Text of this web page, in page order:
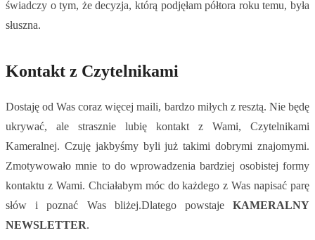
świadczy o tym, że decyzja, którą podjęłam półtora roku temu, była
słuszna.
Kontakt z Czytelnikami
Dostaję od Was coraz więcej maili, bardzo miłych z resztą. Nie będę
ukrywać, ale strasznie lubię kontakt z Wami, Czytelnikami
Kameralnej. Czuję jakbyśmy byli już takimi dobrymi znajomymi.
Zmotywowało mnie to do wprowadzenia bardziej osobistej formy
kontaktu z Wami. Chciałabym móc do każdego z Was napisać parę
słów i poznać Was bliżej.Dlatego powstaje KAMERALNY
NEWSLETTER.